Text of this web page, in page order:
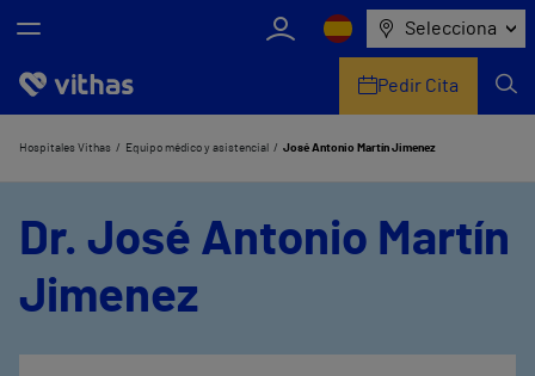
Selecciona
Nosotros
Pedir Cita
Hospitales Vithas Equipo médico y asistencial José Antonio Martín Jimenez
Dr. José Antonio Martín
Jimenez